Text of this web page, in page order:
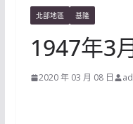
北部地區 基隆
1947年3
2020 年 03 月 08 日